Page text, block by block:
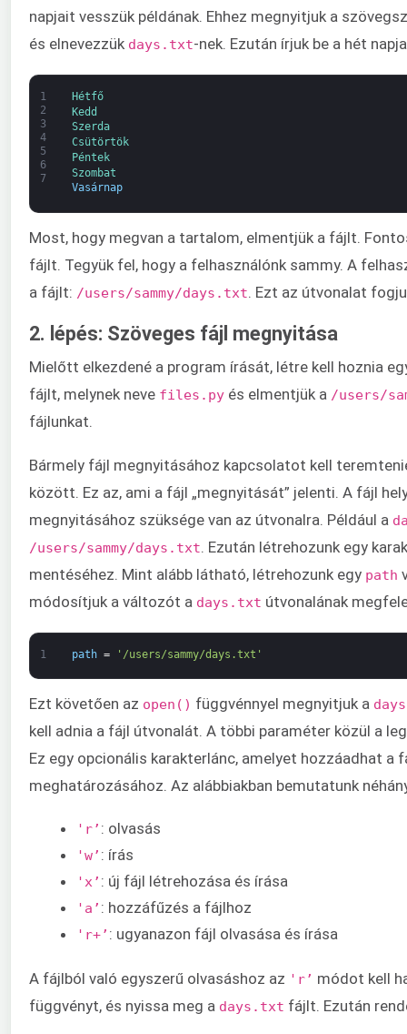
napjait vesszük példának. Ehhez megnyitjuk a
és elnevezzük days.txt-nek. Ezután írjuk be a hét
1
2
3
4
5
6
7
Hétfő
Kedd
Szerda
Csütörtök
Péntek
Szombat
Vasárnap
Most, hogy megvan a tartalom, elmentjük a fájlt.
fájlt. Tegyük fel, hogy a felhasználónk sammy. A
a fájlt: /users/sammy/days.txt . Ezt az útvonalat
2. lépés: Szöveges fájl megnyitása
Mielőtt elkezdené a program írását, létre kell hoznia
fájlt, melynek neve files.py és elmentjük a /users/
fájlunkat.
Bármely fájl megnyitásához kapcsolatot kell
között. Ez az, ami a fájl „megnyitását” jelenti. A fájl
megnyitásához szüksége van az útvonalra. Például a
/users/sammy/days.txt. Ezután létrehozunk egy
mentéséhez. Mint alább látható, létrehozunk egy path
módosítjuk a változót a days.txt útvonalának
1 path = '/users/sammy/days.txt'
Ezt követően az open() függvénnyel megnyitjuk a
kell adnia a fájl útvonalát. A többi paraméter közül a
Ez egy opcionális karakterlánc, amelyet hozzáadhat a
meghatározásához. Az alábbiakban bemutatunk
'r’ : olvasás
'w’ : írás
'x’ : új fájl létrehozása és írása
'a’ : hozzáfűzés a fájlhoz
'r+’ : ugyanazon fájl olvasása és írása
A fájlból való egyszerű olvasáshoz az 'r’ módot kell
függvényt, és nyissa meg a days.txt fájlt. Ezután